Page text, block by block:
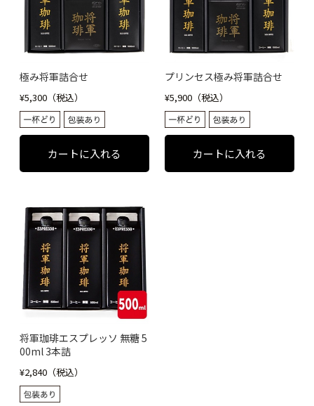
極み将軍詰合せ
¥5,300（税込）
プリンセス極み将軍詰合せ
¥5,900（税込）
将軍珈琲エスプレッソ 無糖 5
00ml 3本詰
¥2,840（税込）